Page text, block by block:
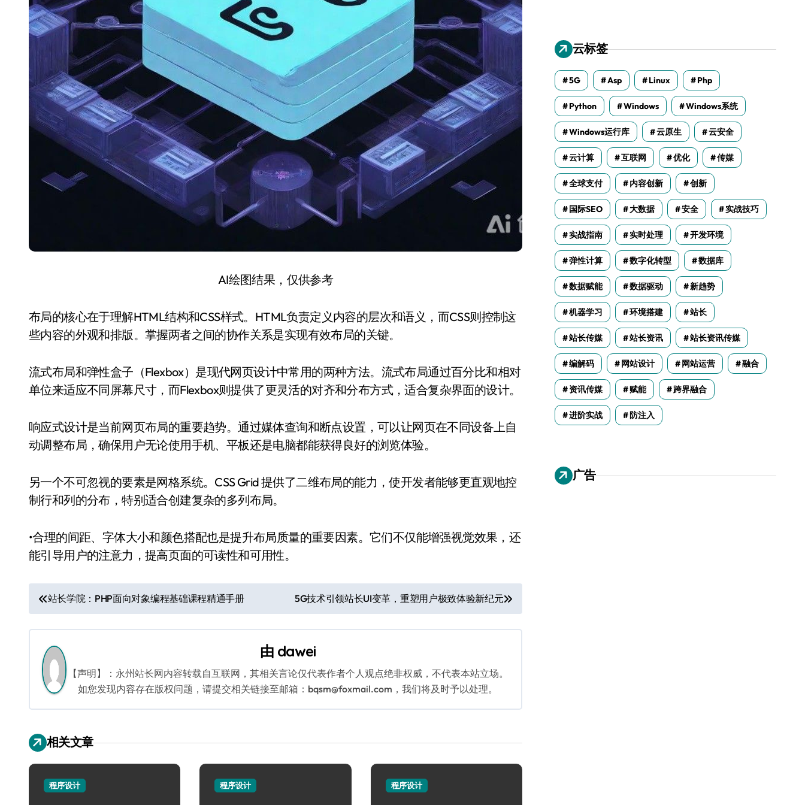
AI绘图结果，仅供参考
布局的核心在于理解HTML结构和CSS样式。HTML负责定义内容的层次和语义，而CSS则控制这
些内容的外观和排版。掌握两者之间的协作关系是实现有效布局的关键。
流式布局和弹性盒子（Flexbox）是现代网页设计中常用的两种方法。流式布局通过百分比和相对
单位来适应不同屏幕尺寸，而Flexbox则提供了更灵活的对齐和分布方式，适合复杂界面的设计。
响应式设计是当前网页布局的重要趋势。通过媒体查询和断点设置，可以让网页在不同设备上自
动调整布局，确保用户无论使用手机、平板还是电脑都能获得良好的浏览体验。
另一个不可忽视的要素是网格系统。CSS Grid 提供了二维布局的能力，使开发者能够更直观地控
制行和列的分布，特别适合创建复杂的多列布局。
•合理的间距、字体大小和颜色搭配也是提升布局质量的重要因素。它们不仅能增强视觉效果，还
能引导用户的注意力，提高页面的可读性和可用性。
文
章
导
航
站长学院：PHP面向对象编程基础课程精通手册 5G技术引领站长UI变革，重塑用户极致体验新纪元
由 dawei
【声明】：永州站长网内容转载自互联网，其相关言论仅代表作者个人观点绝非权威，不代表本站立场。
如您发现内容存在版权问题，请提交相关链接至邮箱：bqsm@foxmail.com，我们将及时予以处理。
相关文章
程序设计 程序设计 程序设计
云标签
5G Asp Linux Php
Python Windows Windows系统
Windows运行库 云原生 云安全
云计算 互联网 优化 传媒
全球支付 内容创新 创新
国际SEO 大数据 安全 实战技巧
实战指南 实时处理 开发环境
弹性计算 数字化转型 数据库
数据赋能 数据驱动 新趋势
机器学习 环境搭建 站长
站长传媒 站长资讯 站长资讯传媒
编解码 网站设计 网站运营 融合
资讯传媒 赋能 跨界融合
进阶实战 防注入
广告